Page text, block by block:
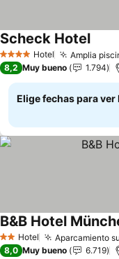
4 EstrellasHotel Amplia
Scheck HotelVer
8,2 Muy bueno 1.794
Elige fechas para
2 Estrellas
Hotel Aparcamiento
B&B Hotel
8,0 Muy bueno 6.719